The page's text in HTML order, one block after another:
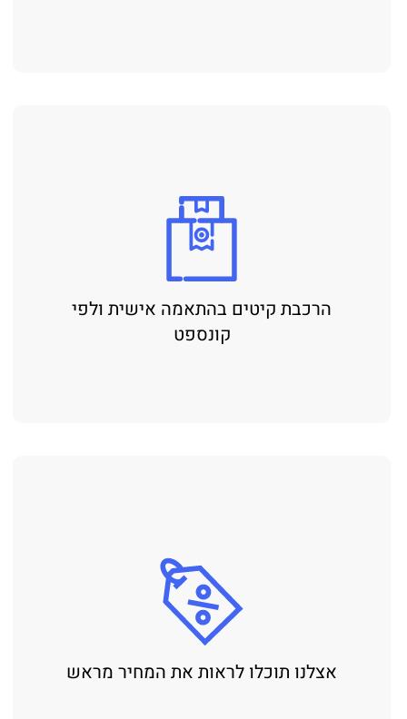
הרכבת קיטים בהתאמה אישית ולפי
קונספט
אצלנו תוכלו לראות את המחיר מראש